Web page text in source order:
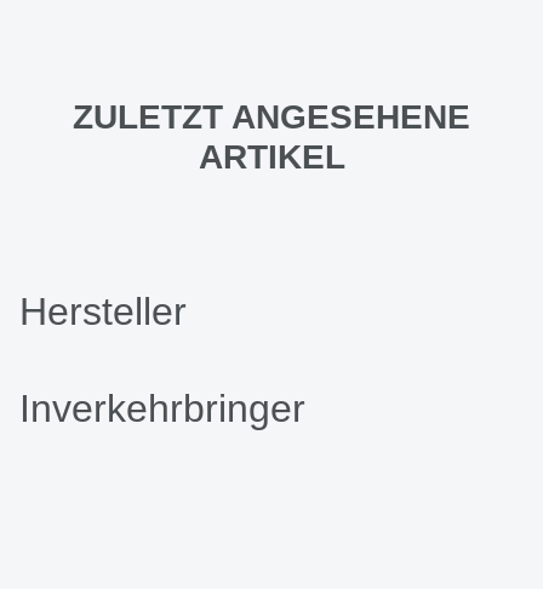
ZULETZT ANGESEHENE
ARTIKEL
Hersteller
Inverkehrbringer